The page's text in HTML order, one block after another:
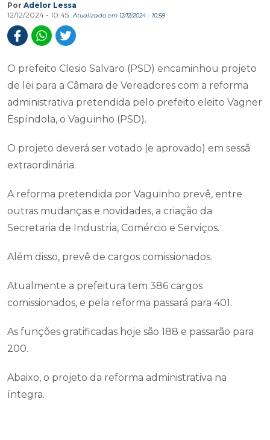
Por Adelor Lessa
12/12/2024 - 10:45
Atualizado em 12/12/2024 - 10:58
O prefeito Clesio Salvaro (PSD) encaminhou projeto
de lei para a Câmara de Vereadores com a reforma
administrativa pretendida pelo prefeito eleito Vagner
Espíndola, o Vaguinho (PSD).
O projeto deverá ser votado (e aprovado) em sessã
extraordinária.
A reforma pretendida por Vaguinho prevê, entre
outras mudanças e novidades, a criação da
Secretaria de Industria, Comércio e Serviços.
Além disso, prevê de cargos comissionados.
Atualmente a prefeitura tem 386 cargos
comissionados, e pela reforma passará para 401.
As funções gratificadas hoje são 188 e passarão para
200.
Abaixo, o projeto da reforma administrativa na
íntegra.